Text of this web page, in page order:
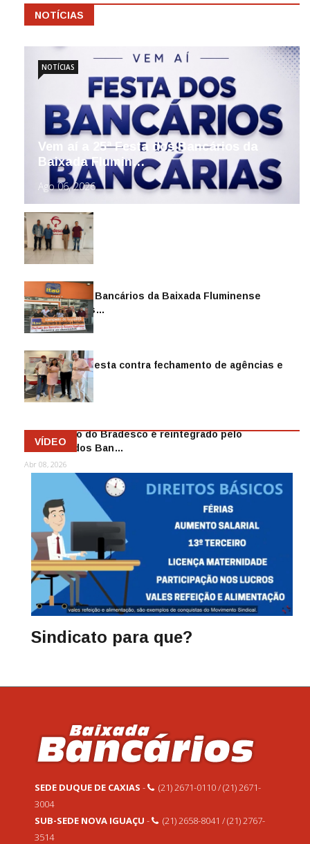
NOTÍCIAS
Vem aí a 25ª Festa dos Bancários da
Baixada Flumin…
Ago 06, 2026
NOTÍCIAS
Sindicato dos Bancários da Baixada Fluminense
reintegra mais…
Jul 14, 2026
Sindicato protesta contra fechamento de agências e
as demiss…
Mai 13, 2026
Funcionário do Bradesco é reintegrado pelo
Sindicato dos Ban…
Abr 08, 2026
VÍDEO
Sindicato para que?
SEDE DUQUE DE CAXIAS -
(21) 2671-0110 / (21) 2671-
3004
SUB-SEDE NOVA IGUAÇU -
(21) 2658-8041 / (21) 2767-
3514